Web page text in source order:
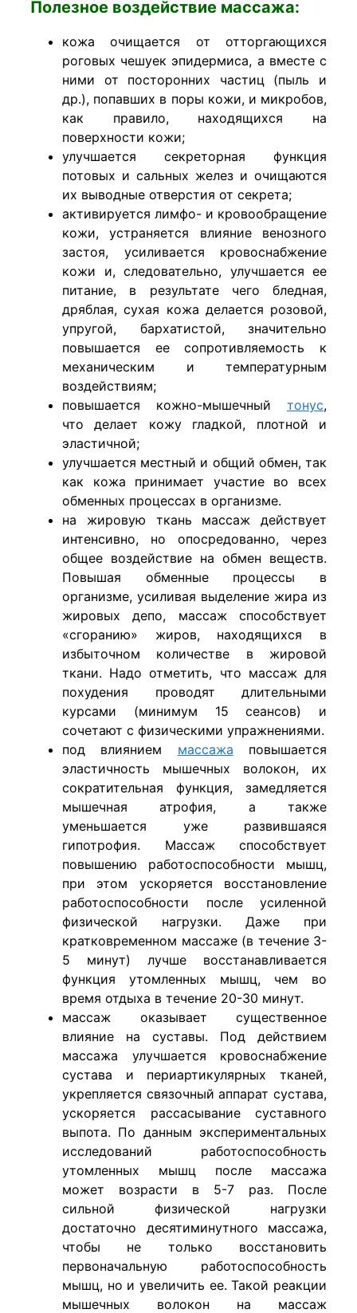
Полезное воздействие массажа:
кожа очищается от отторгающихся
роговых чешуек эпидермиса, а вместе с
ними от посторонних частиц (пыль и
др.), попавших в поры кожи, и микробов,
как правило, находящихся на
поверхности кожи;
улучшается секреторная функция
потовых и сальных желез и очищаются
их выводные отверстия от секрета;
активируется лимфо- и кровообращение
кожи, устраняется влияние венозного
застоя, усиливается кровоснабжение
кожи и, следовательно, улучшается ее
питание, в результате чего бледная,
дряблая, сухая кожа делается розовой,
упругой, бархатистой, значительно
повышается ее сопротивляемость к
механическим и температурным
воздействиям;
повышается кожно-мышечный тонус,
что делает кожу гладкой, плотной и
эластичной;
улучшается местный и общий обмен, так
как кожа принимает участие во всех
обменных процессах в организме.
на жировую ткань массаж действует
интенсивно, но опосредованно, через
общее воздействие на обмен веществ.
Повышая обменные процессы в
организме, усиливая выделение жира из
жировых депо, массаж способствует
«сгоранию» жиров, находящихся в
избыточном количестве в жировой
ткани. Надо отметить, что массаж для
похудения проводят длительными
курсами (минимум 15 сеансов) и
сочетают с физическими упражнениями.
под влиянием массажа повышается
эластичность мышечных волокон, их
сократительная функция, замедляется
мышечная атрофия, а также
уменьшается уже развившаяся
гипотрофия. Массаж способствует
повышению работоспособности мышц,
при этом ускоряется восстановление
работоспособности после усиленной
физической нагрузки. Даже при
кратковременном массаже (в течение 3-
5 минут) лучше восстанавливается
функция утомленных мышц, чем во
время отдыха в течение 20-30 минут.
массаж оказывает существенное
влияние на суставы. Под действием
массажа улучшается кровоснабжение
сустава и периартикулярных тканей,
укрепляется связочный аппарат сустава,
ускоряется рассасывание суставного
выпота. По данным экспериментальных
исследований работоспособность
утомленных мышц после массажа
может возрасти в 5-7 раз. После
сильной физической нагрузки
достаточно десятиминутного массажа,
чтобы не только восстановить
первоначальную работоспособность
мышц, но и увеличить ее. Такой реакции
мышечных волокон на массаж